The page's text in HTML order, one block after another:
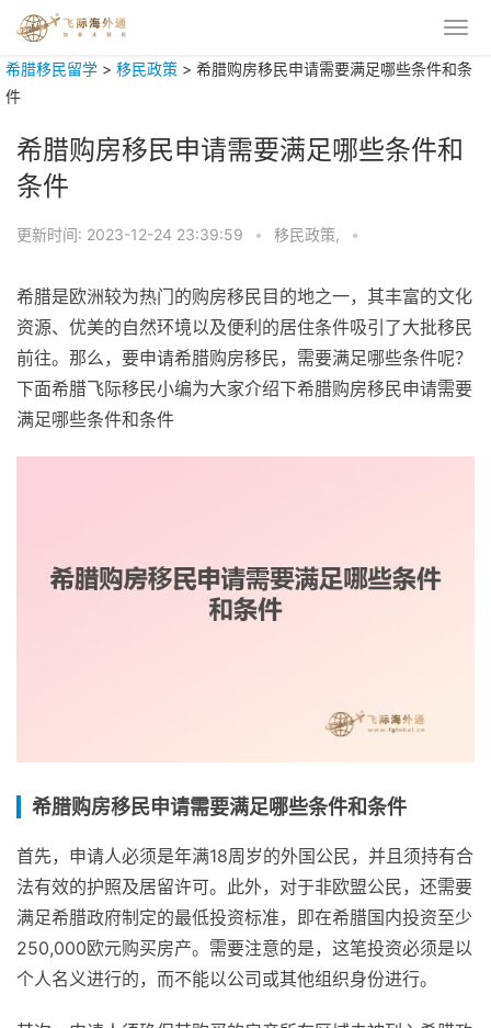
希腊移民留学 > 移民政策 > 希腊购房移民申请需要满足哪些条件和条
件
希腊购房移民申请需要满足哪些条件和
条件
更新时间: 2023-12-24 23:39:59 • 移民政策, •
希腊是欧洲较为热门的购房移民目的地之一，其丰富的文化
资源、优美的自然环境以及便利的居住条件吸引了大批移民
前往。那么，要申请希腊购房移民，需要满足哪些条件呢？
下面希腊飞际移民小编为大家介绍下希腊购房移民申请需要
满足哪些条件和条件
希腊购房移民申请需要满足哪些条件和条件
首先，申请人必须是年满18周岁的外国公民，并且须持有合
法有效的护照及居留许可。此外，对于非欧盟公民，还需要
满足希腊政府制定的最低投资标准，即在希腊国内投资至少
250,000欧元购买房产。需要注意的是，这笔投资必须是以
个人名义进行的，而不能以公司或其他组织身份进行。